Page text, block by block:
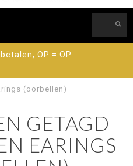
OP = OP
(oorbellen)
GETAGD
EARINGS